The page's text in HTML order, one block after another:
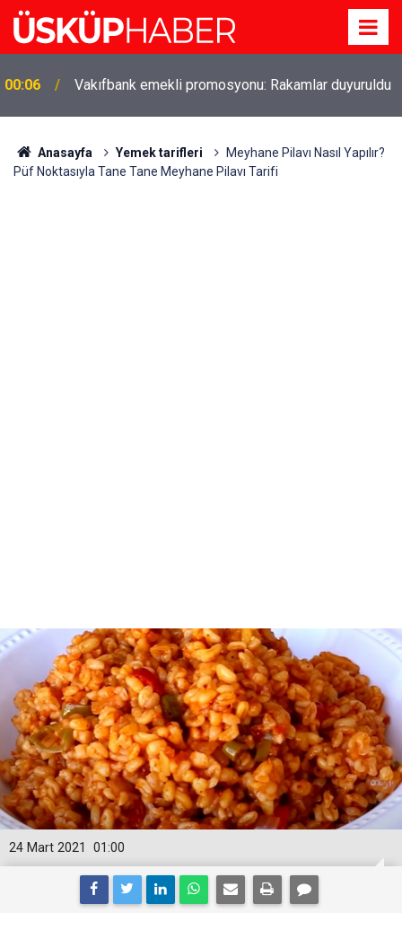
00:06 Vakıfbank emekli promosyonu: Rakamlar duyuruldu
19:21
Gözde oldu! Hem köy hem mahalle hayatı iç içe!
İzmir'deki doğal semt
Anasayfa Yemek tarifleri
Meyhane Pilavı Nasıl Yapılır?
Püf Noktasıyla Tane Tane Meyhane Pilavı Tarifi
01:00
24 Mart 2021